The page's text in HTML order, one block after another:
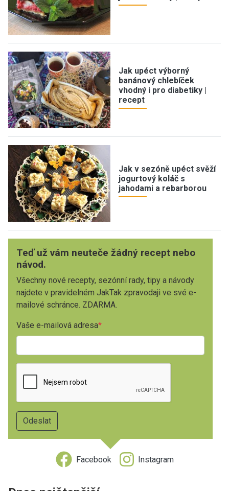
Jak upéct výborný
banánový chlebíček
vhodný i pro diabetiky |
recept
Jak v sezóně upéct svěží
jogurtový koláč s
jahodami a rebarborou
Teď už vám neuteče žádný recept nebo
návod.
Všechny nové recepty, sezónní rady, tipy a návody
najdete v pravidelném JakTak zpravodaji ve své e-
mailové schránce. ZDARMA.
Vaše e-mailová adresa
Facebook Instagram